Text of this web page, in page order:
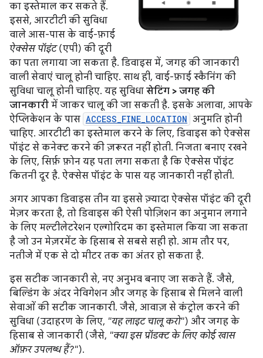
का इस्तेमाल कर सकते हैं.
इससे, आरटीटी की सुविधा
वाले आस-पास के वाई-फ़ाई
ऐक्सेस पॉइंट(एपी) की दूरी
का पता लगाया जा सकता है. डिवाइस में, जगह की जानकारी
वाली सेवाएं चालू होनी चाहिए. साथ ही, वाई-फ़ाई स्कैनिंग की
सुविधा चालू होनी चाहिए. यह सुविधा सेटिंग > जगह की
जानकारी में जाकर चालू की जा सकती है. इसके अलावा, आपके
ऐप्लिकेशन के पास ACCESS_FINE_LOCATION अनुमति होनी
चाहिए. आरटीटी का इस्तेमाल करने के लिए, डिवाइस को ऐक्सेस
पॉइंट से कनेक्ट करने की ज़रूरत नहीं होती. निजता बनाए रखने
के लिए, सिर्फ़ फ़ोन यह पता लगा सकता है कि ऐक्सेस पॉइंट
कितनी दूर है. ऐक्सेस पॉइंट के पास यह जानकारी नहीं होती.
अगर आपका डिवाइस तीन या इससे ज़्यादा ऐक्सेस पॉइंट की दूरी
मेज़र करता है, तो डिवाइस की ऐसी पोज़िशन का अनुमान लगाने
के लिए मल्टीलेटरेशन एल्गोरिदम का इस्तेमाल किया जा सकता
है जो उन मेज़रमेंट के हिसाब से सबसे सही हो. आम तौर पर,
नतीजे में एक से दो मीटर तक का अंतर हो सकता है.
इस सटीक जानकारी से, नए अनुभव बनाए जा सकते हैं. जैसे,
बिल्डिंग के अंदर नेविगेशन और जगह के हिसाब से मिलने वाली
सेवाओं की सटीक जानकारी. जैसे, आवाज़ से कंट्रोल करने की
सुविधा (उदाहरण के लिए, "यह लाइट चालू करो") और जगह के
हिसाब से जानकारी (जैसे, "क्या इस प्रॉडक्ट के लिए कोई खास
ऑफ़र उपलब्ध हैं?").